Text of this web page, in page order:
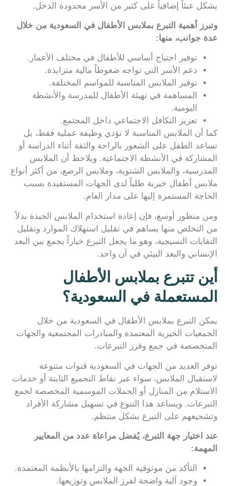
يشكل عبئاً إضافياً على كثير من الأسر محدودة الدخل.
وتبرز أهمية التبرع بملابس الأطفال في السعودية من خلال
عدة جوانب، منها:
توفير احتياج أساسي للأطفال في مختلف الأعمار.
دعم الأسر التي تواجه ضغوطاً مالية متزايدة.
توفير الملابس المناسبة للمواسم المختلفة.
المساهمة في تهيئة الأطفال للمدرسة والأنشطة
اليومية.
تعزيز التكافل الاجتماعي داخل المجتمع.
كما أن الملابس المناسبة لا تؤدي وظيفة عملية فقط، بل
تساعد الطفل على الشعور بالراحة والثقة أثناء الدراسة أو
المشاركة في الأنشطة الاجتماعية. ويلاحظ أن الملابس
المدرسية، والملابس الشتوية، وملابس الرضع، من أكثر أنواع
ملابس أطفال خيرية طلباً لدى الجهات المستفيدة بسبب
الحاجة المستمرة إليها على مدار العام.
ومن منظور أوسع، فإن إعادة استخدام الملابس الجيدة بدلاً
من التخلص منها يساهم في تقليل استهلاك الموارد وتقليل
النفايات النسيجية، وهو ما يجعل التبرع خياراً يجمع بين البعد
الإنساني والبعد البيئي في آن واحد.
أين تتبرع بملابس الأطفال
المستعملة في السعودية؟
يمكن التبرع بملابس الأطفال في السعودية من خلال
الجمعيات الخيرية المعتمدة والمبادرات المجتمعية والجهات
المتخصصة في جمع وفرز التبرعات.
توفر العديد من الجهات في السعودية قنوات متنوعة
لاستقبال الملابس، سواء عبر نقاط التجميع الثابتة أو خدمات
الاستلام من المنازل أو الحملات الموسمية المخصصة لجمع
التبرعات. ويساعد هذا التنوع في تسهيل مشاركة الأفراد
وتشجيعهم على التبرع بشكل منتظم.
عند اختيار جهة التبرع، يُفضل مراعاة عدد من المعايير
المهمة:
التأكد من موثوقية الجهة والتزامها بالأنظمة المعتمدة.
وجود آلية واضحة لفرز الملابس وتوزيعها.